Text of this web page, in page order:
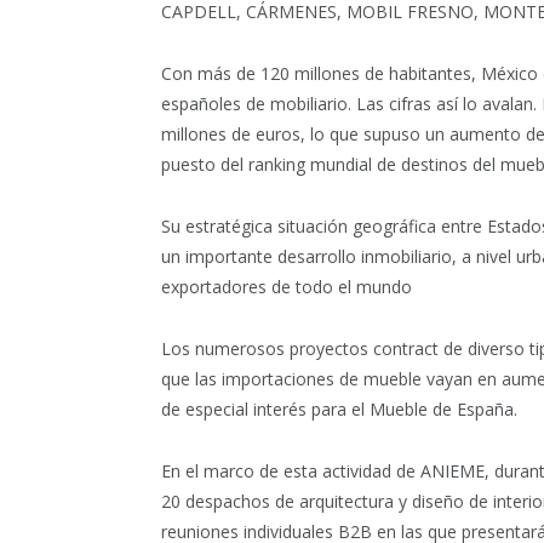
CAPDELL, CÁRMENES, MOBIL FRESNO,
Con más de 120 millones de habitantes,
españoles de mobiliario. Las cifras así lo
millones de euros, lo que supuso un aumento
puesto del ranking mundial de destinos del
Su estratégica situación geográfica entre
un importante desarrollo inmobiliario, a nivel
exportadores de todo el mundo
Los numerosos proyectos contract de diverso
que las importaciones de mueble vayan en
de especial interés para el Mueble de España.
En el marco de esta actividad de ANIEME,
20 despachos de arquitectura y diseño de
reuniones individuales B2B en las que